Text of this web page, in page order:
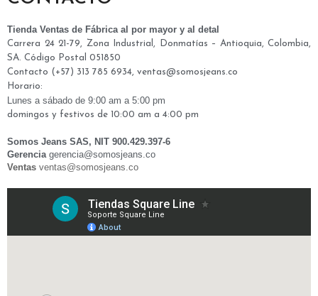
Tienda Ventas de Fábrica al por mayor y al detal
Carrera 24 21-79, Zona Industrial, Donmatías – Antioquia, Colombia,
SA. Código Postal 051850
Contacto (+57) 313 785 6934, ventas@somosjeans.co
Horario:
Lunes a sábado de 9:00 am a 5:00 pm
domingos y festivos de 10:00 am a 4:00 pm
Somos Jeans SAS, NIT 900.429.397-6
Gerencia gerencia@somosjeans.co
Ventas ventas@somosjeans.co